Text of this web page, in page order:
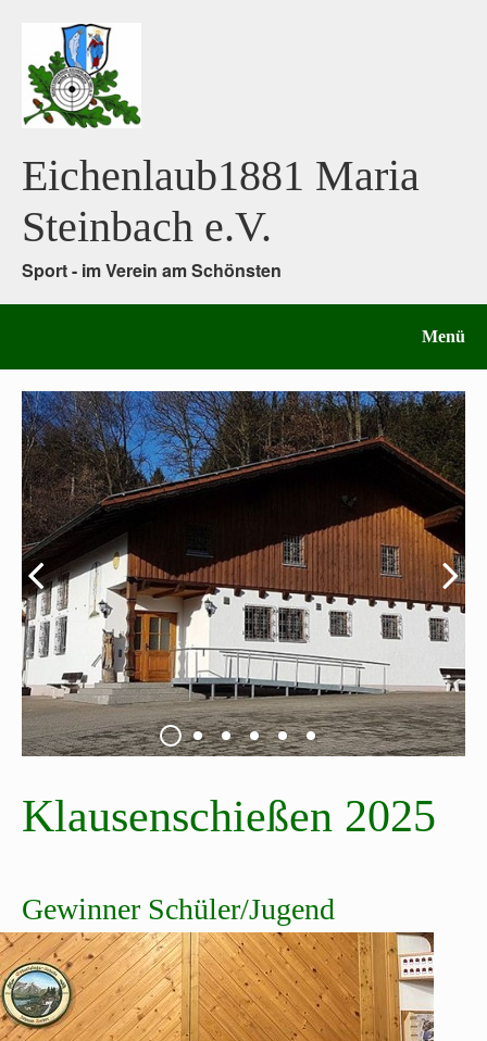
Eichenlaub1881 Maria
Steinbach e.V.
Sport - im Verein am Schönsten
Menü
Klausenschießen 2025
Gewinner Schüler/Jugend